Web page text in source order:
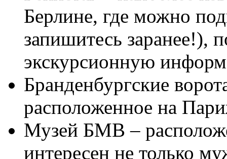
Берлине, где можно
запишитесь заранее!),
экскурсионную
Бранденбургские
расположенное на
Музей БМВ –
интересен не только